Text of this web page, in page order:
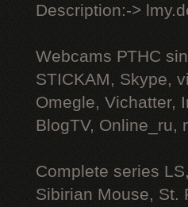
Description:->
Webcams РТНС
STICKAM, Skype,
Omegle, Vichatter,
BlogTV, Online_ru,
Complete series
Sibirian Mouse, St.